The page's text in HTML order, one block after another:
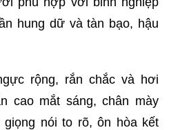
hung dữ và tàn bạo, hậu
rộng, rắn chắc và hơi
cao mắt sáng, chân mày
nói to rõ, ôn hòa kết